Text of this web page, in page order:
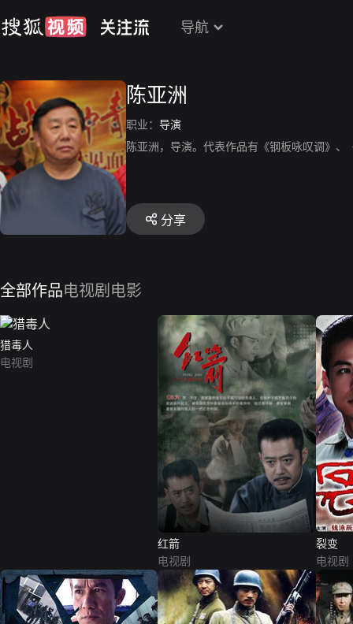
导航
陈亚洲
职业： 导演
陈亚洲，导演。代表作品有《钢板咏叹调》
分享
全部作品电视剧 电影
猎毒人
电视剧
红箭
电视剧
裂变
电视剧